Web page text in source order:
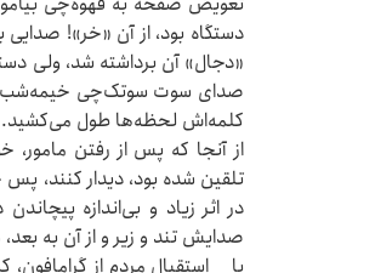
دستگاه بود، از آن «خر»!
«دجال» آن برداشته شد، ولی
صدای سوت سوتک‌چی
کلمه‌اش لحظه‌ها طول می‌کشید.
از آنجا که پس از رفتن مامور،
تلقین شده بود، دیدار کنند،
در اثر زیاد و بی‌اندازه
صدایش تند و زیر و از آن به
با استقبال مردم از گرامافون،